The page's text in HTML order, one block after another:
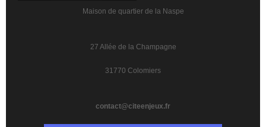
Maison de quartier de la Naspe
27 Allée de la Champagne
31770 Colomiers
contact@citeenjeux.fr